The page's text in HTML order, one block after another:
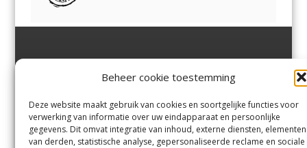
Beheer cookie toestemming
Deze website maakt gebruik van cookies en soortgelijke functies voor
verwerking van informatie over uw eindapparaat en persoonlijke
gegevens. Dit omvat integratie van inhoud, externe diensten, elementen
van derden, statistische analyse, gepersonaliseerde reclame en sociale
Margadantstraat 34
0255-533900
info@jutter.nlofinfo@hofgee
st.nl
Velserbroek,Velsen-Zuid,
Zuid,Driehuisen
Spaarnwoude.